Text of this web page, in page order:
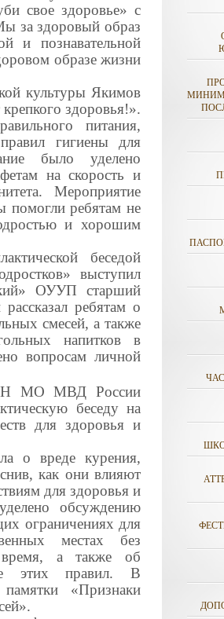
свое здоровье» с
за здоровый образ
и познавательной
образе жизни
культуры Якимов
здоровья!».
питания,
гигиены для
было уделено
на скорость и
Мероприятие
помогли ребятам не
и хорошим
беседой
выступил
ОУУП старший
ребятам о
смесей, а также
напитков в
вопросам личной
МО МВД России
беседу на
для здоровья и
о вреде курения,
как они влияют
для здоровья и
обсуждению
ограничениях для
местах без
а также об
этих правил. В
«Признаки